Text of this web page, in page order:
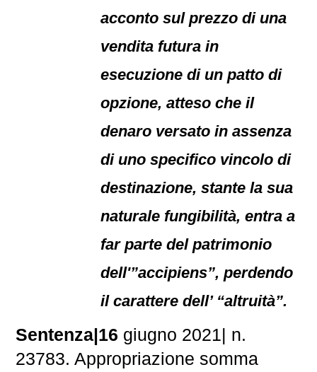
acconto sul prezzo di una
vendita futura in
esecuzione di un patto di
opzione, atteso che il
denaro versato in assenza
di uno specifico vincolo di
destinazione, stante la sua
naturale fungibilità, entra a
far parte del patrimonio
dell'”accipiens”, perdendo
il carattere dell’ “altruità”.
Sentenza|16 giugno 2021| n.
23783. Appropriazione somma